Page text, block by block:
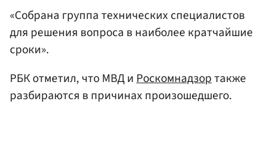
«Собрана группа технических специалистов
для решения вопроса в наиболее кратчайшие
сроки».
РБК отметил, что МВД иРоскомнадзортакже
разбираются в причинах произошедшего.